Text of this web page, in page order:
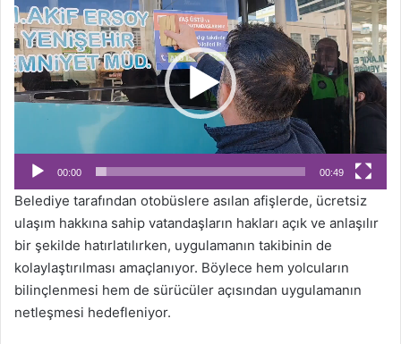
oynatıcı
00:00 00:49
Belediye tarafından otobüslere asılan afişlerde, ücretsiz
ulaşım hakkına sahip vatandaşların hakları açık ve anlaşılır
bir şekilde hatırlatılırken, uygulamanın takibinin de
kolaylaştırılması amaçlanıyor. Böylece hem yolcuların
bilinçlenmesi hem de sürücüler açısından uygulamanın
netleşmesi hedefleniyor.